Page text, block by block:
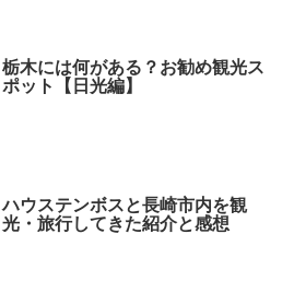
栃木には何がある？お勧め観光ス
ポット【日光編】
ハウステンボスと長崎市内を観
光・旅行してきた紹介と感想